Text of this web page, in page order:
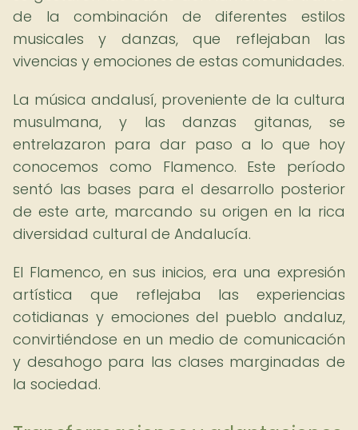
de la combinación de diferentes estilos
musicales y danzas, que reflejaban las
vivencias y emociones de estas comunidades.
La música andalusí, proveniente de la cultura
musulmana, y las danzas gitanas, se
entrelazaron para dar paso a lo que hoy
conocemos como Flamenco. Este período
sentó las bases para el desarrollo posterior
de este arte, marcando su origen en la rica
diversidad cultural de Andalucía.
El Flamenco, en sus inicios, era una expresión
artística que reflejaba las experiencias
cotidianas y emociones del pueblo andaluz,
convirtiéndose en un medio de comunicación
y desahogo para las clases marginadas de
la sociedad.